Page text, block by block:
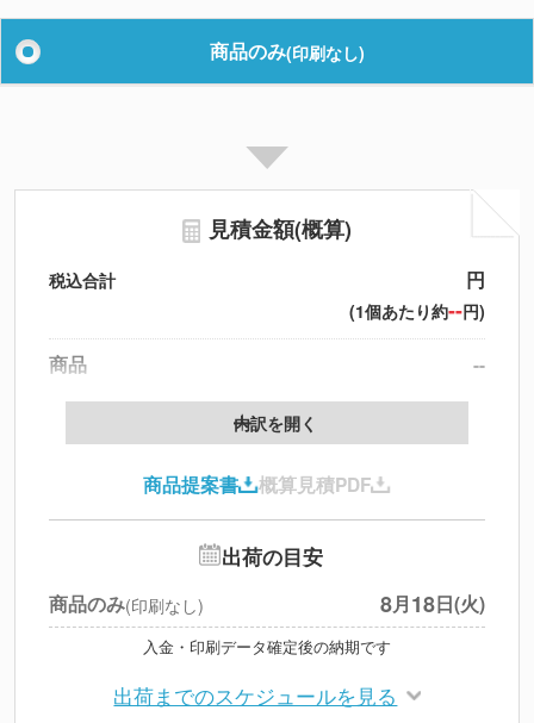
商品のみ(印刷なし)
見積金額(概算)
税込合計 円
(1個あたり約--円)
商品
--
送料
※北海道・沖縄・離島 別途
※上記小計は税別です
内訳を開く
商品提案書 概算見積PDF
出荷の目安
商品のみ(印刷なし) 8月18日(火)
入金・印刷データ確定後の納期です
出荷までのスケジュールを見る